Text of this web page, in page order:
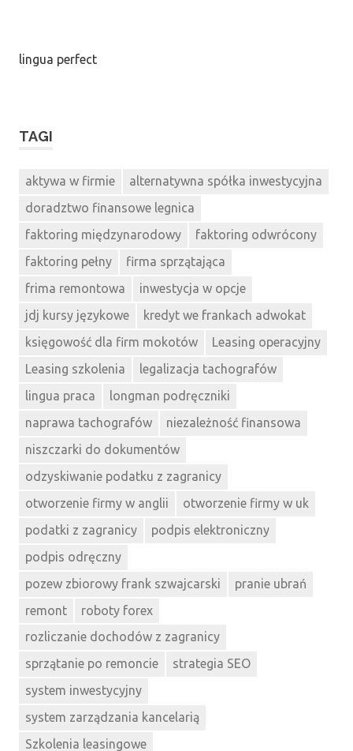
lingua perfect
TAGI
aktywa w firmie
alternatywna spółka inwestycyjna
doradztwo finansowe legnica
faktoring międzynarodowy
faktoring odwrócony
faktoring pełny
firma sprzątająca
frima remontowa
inwestycja w opcje
jdj kursy językowe
kredyt we frankach adwokat
księgowość dla firm mokotów
Leasing operacyjny
Leasing szkolenia
legalizacja tachografów
lingua praca
longman podręczniki
naprawa tachografów
niezależność finansowa
niszczarki do dokumentów
odzyskiwanie podatku z zagranicy
otworzenie firmy w anglii
otworzenie firmy w uk
podatki z zagranicy
podpis elektroniczny
podpis odręczny
pozew zbiorowy frank szwajcarski
pranie ubrań
remont
roboty forex
rozliczanie dochodów z zagranicy
sprzątanie po remoncie
strategia SEO
system inwestycyjny
system zarządzania kancelarią
Szkolenia leasingowe